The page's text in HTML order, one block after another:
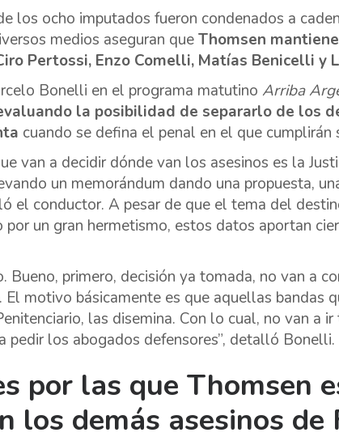
los ocho imputados fueron condenados a
medios aseguran queThomsen
Pertossi, Enzo Comelli, Matías Benicelli y
Bonelli en el programa matutino Arriba
la posibilidad de separarlo de los
cuando se defina el penal en el que cumplirán
van a decidir dónde van los asesinos es la
un memorándum dando una propuesta,
el conductor. A pesar de que el tema del
por un gran hermetismo, estos datos aportan
Bueno, primero, decisión ya tomada, no van a
motivo básicamente es que aquellas bandas
las disemina. Con lo cual, no van a
pedir los abogados defensores”, detalló Bonelli.
por las que Thomsen
los demás asesinos de